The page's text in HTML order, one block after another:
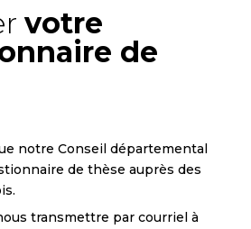
votre
de
notre Conseil départemental
de thèse auprès des
transmettre par courriel à